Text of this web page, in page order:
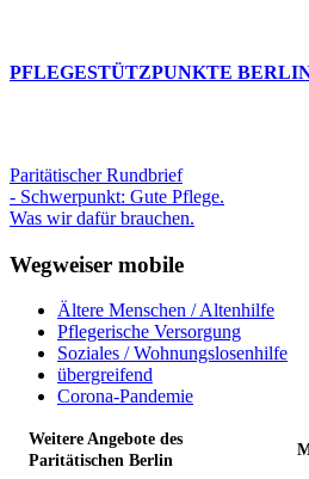
PFLEGESTÜTZPUNKTE
Paritätischer Rundbrief
- Schwerpunkt: Gute Pflege.
Was wir dafür brauchen.
Wegweiser mobile
Ältere Menschen / Altenhilfe
Pflegerische Versorgung
Soziales / Wohnungslosenhilfe
übergreifend
Corona-Pandemie
Weitere Angebote des
Paritätischen Berlin